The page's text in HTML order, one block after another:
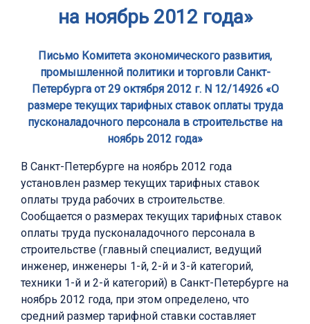
на ноябрь 2012 года»
Письмо Комитета экономического развития,
промышленной политики и торговли Санкт-
Петербурга от 29 октября 2012 г. N 12/14926 «О
размере текущих тарифных ставок оплаты труда
пусконаладочного персонала в строительстве на
ноябрь 2012 года»
В Санкт-Петербурге на ноябрь 2012 года
установлен размер текущих тарифных ставок
оплаты труда рабочих в строительстве.
Сообщается о размерах текущих тарифных ставок
оплаты труда пусконаладочного персонала в
строительстве (главный специалист, ведущий
инженер, инженеры 1-й, 2-й и 3-й категорий,
техники 1-й и 2-й категорий) в Санкт-Петербурге на
ноябрь 2012 года, при этом определено, что
средний размер тарифной ставки составляет